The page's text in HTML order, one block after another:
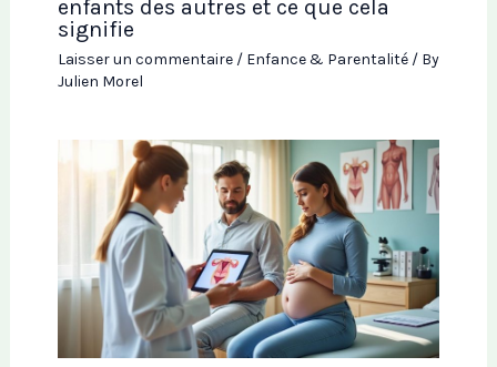
enfants des autres et ce que cela
signifie
Laisser un commentaire / Enfance & Parentalité/ By
Julien Morel